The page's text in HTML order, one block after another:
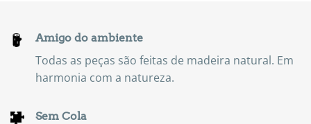
Amigo do ambiente
Todas as peças são feitas de madeira natural. Em
harmonia com a natureza.
Sem Cola